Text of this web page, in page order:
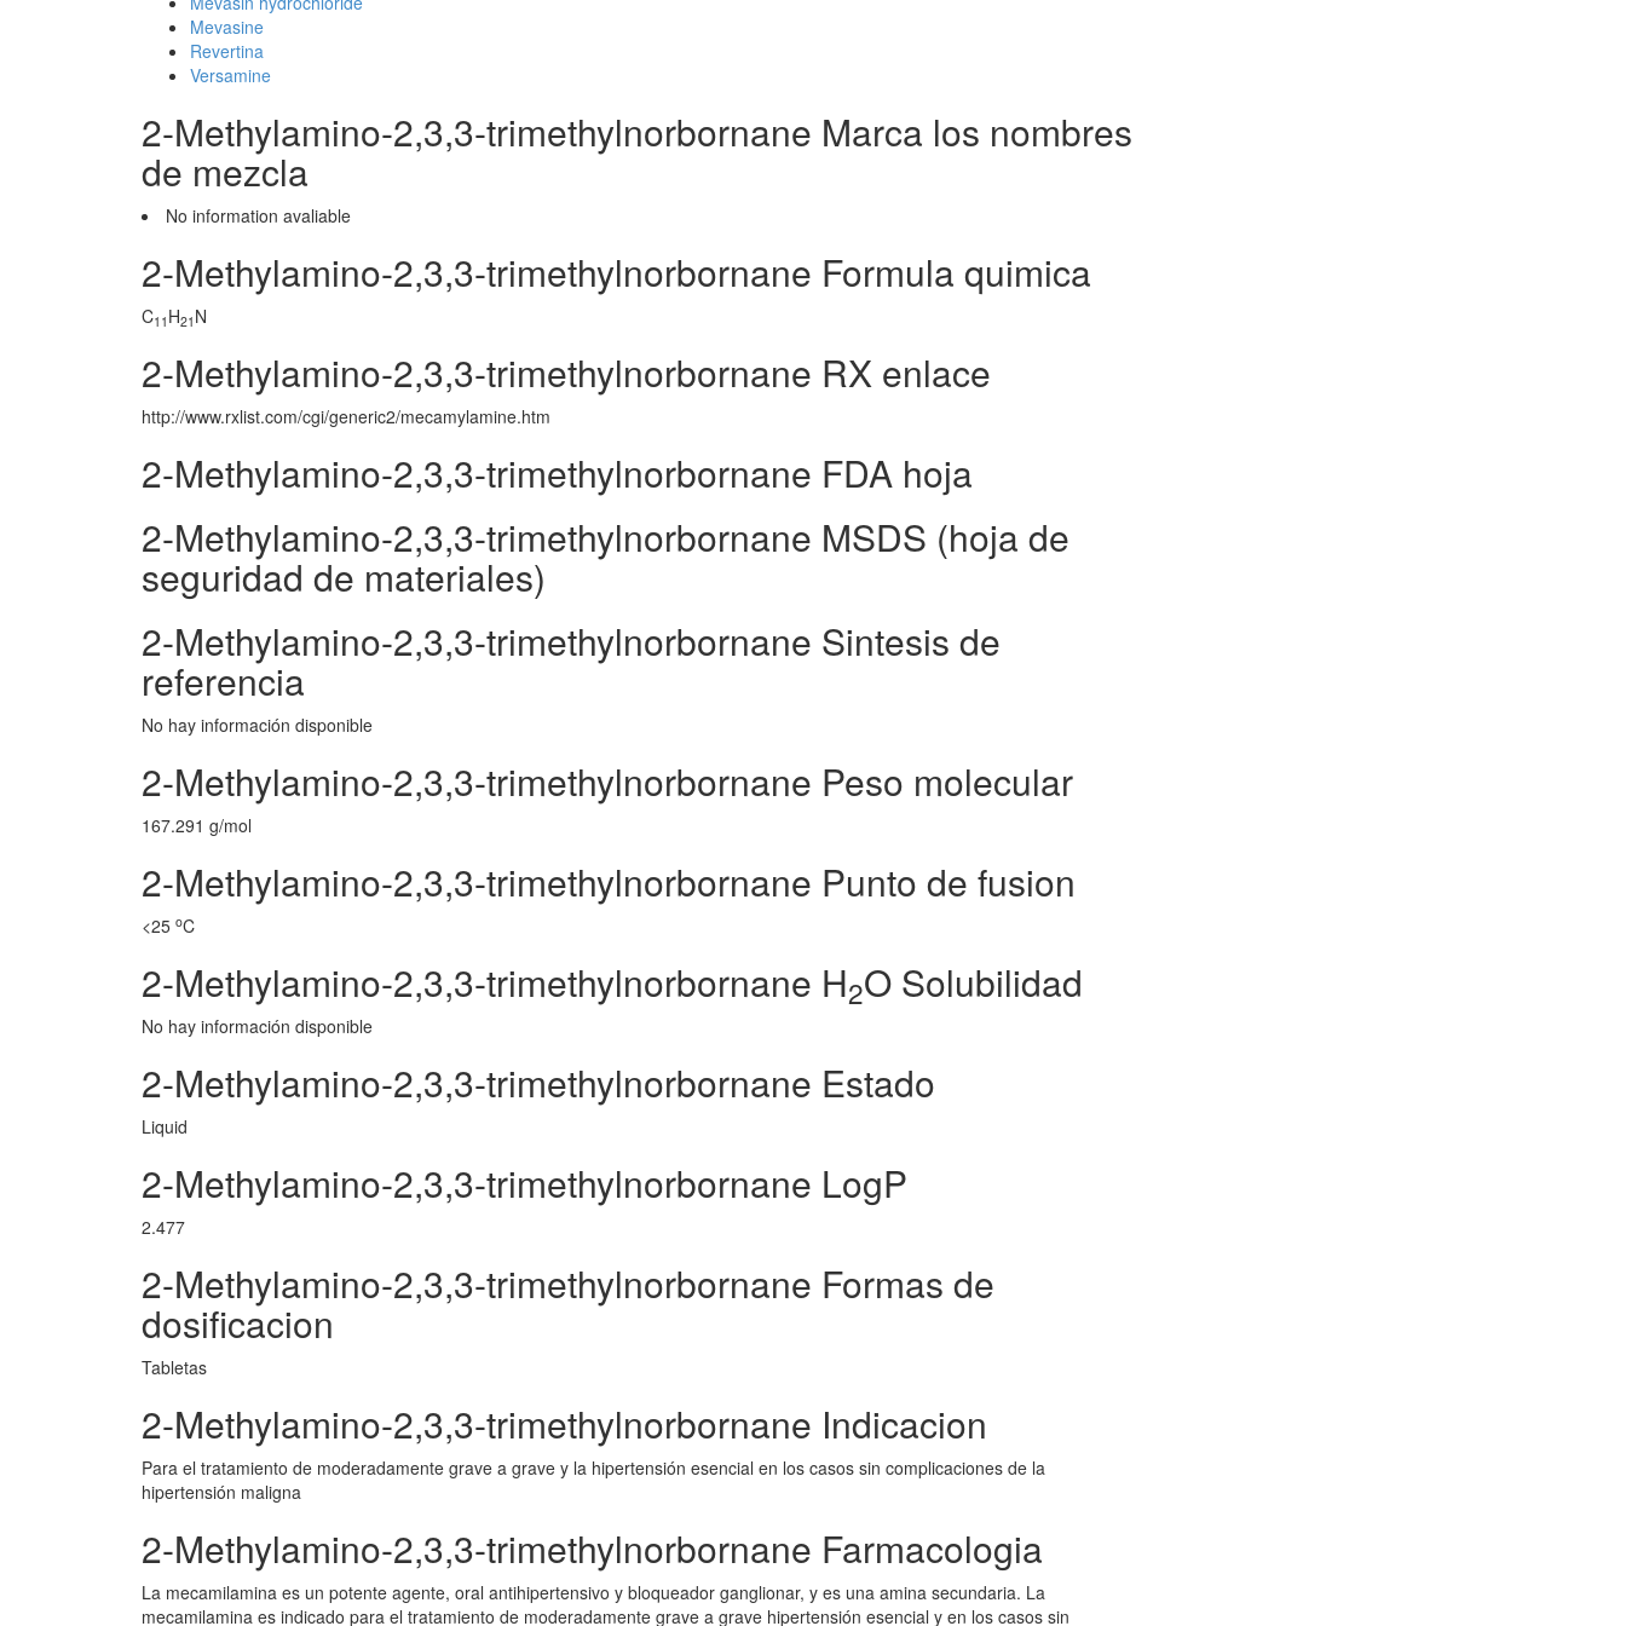
Mevasine
Revertina
Versamine
2-Methylamino-2,3,3-trimethylnorbornane Marca los nombres
de mezcla
No information avaliable
2-Methylamino-2,3,3-trimethylnorbornane Formula quimica
C11 H21 N
2-Methylamino-2,3,3-trimethylnorbornane RX enlace
http://www.rxlist.com/cgi/generic2/mecamylamine.htm
2-Methylamino-2,3,3-trimethylnorbornane FDA hoja
2-Methylamino-2,3,3-trimethylnorbornane MSDS (hoja de
seguridad de materiales)
2-Methylamino-2,3,3-trimethylnorbornane Sintesis de
referencia
No hay información disponible
2-Methylamino-2,3,3-trimethylnorbornane Peso molecular
167.291 g/mol
2-Methylamino-2,3,3-trimethylnorbornane Punto de fusion
<25 oC
2-Methylamino-2,3,3-trimethylnorbornane H2O Solubilidad
No hay información disponible
2-Methylamino-2,3,3-trimethylnorbornane Estado
Liquid
2-Methylamino-2,3,3-trimethylnorbornane LogP
2.477
2-Methylamino-2,3,3-trimethylnorbornane Formas de
dosificacion
Tabletas
2-Methylamino-2,3,3-trimethylnorbornane Indicacion
Para el tratamiento de moderadamente grave a grave y la hipertensión esencial en los casos sin complicaciones de la
hipertensión maligna
2-Methylamino-2,3,3-trimethylnorbornane Farmacologia
La mecamilamina es un potente agente, oral antihipertensivo y bloqueador ganglionar, y es una amina secundaria. La
mecamilamina es indicado para el tratamiento de moderadamente grave a grave hipertensión esencial y en los casos sin